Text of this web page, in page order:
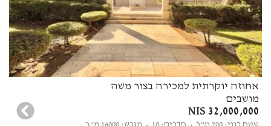
אחוזה יוקרתית למכירה בצור משה
מושבים
32,000,000 NIS
שטח בנוי: 700 מ"ר • חדרים: 10
• מגרש: 16000 מ"ר